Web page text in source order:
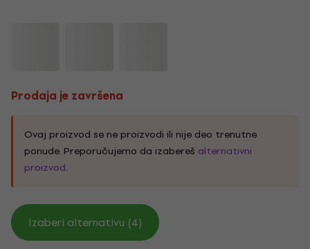
Prodaja je završena
Ovaj proizvod se ne proizvodi ili nije deo trenutne
ponude. Preporučujemo da izabereš alternativni
proizvod.
Izaberi alternativu (4)